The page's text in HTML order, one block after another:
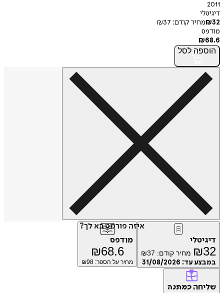
2011
דיגיטלי
₪32 מחיר קודם: ₪37
מודפס
₪68.6
הוספה לסל
איזה פורמט בא לך?
דיגיטלי
₪32 מחיר קודם: ₪37
במבצע עד: 31/08/2026
מודפס
₪68.6
מחיר על הספר: ₪ 98
שליחה כמתנה